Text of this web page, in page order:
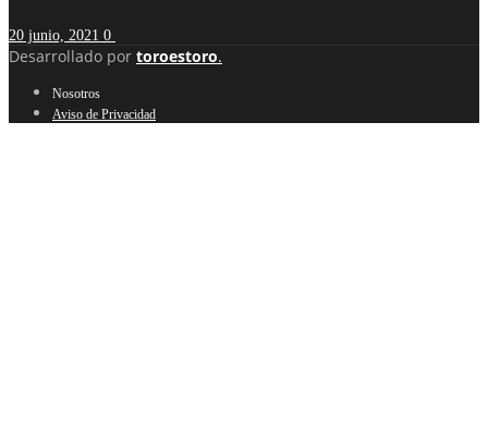
20 junio, 2021 0
Desarrollado por toroestoro.
Nosotros
Aviso de Privacidad